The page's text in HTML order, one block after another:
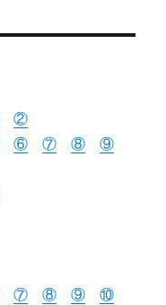
②
⑥ ⑦ ⑧
⑨
⑦ ⑧ ⑨
⑩